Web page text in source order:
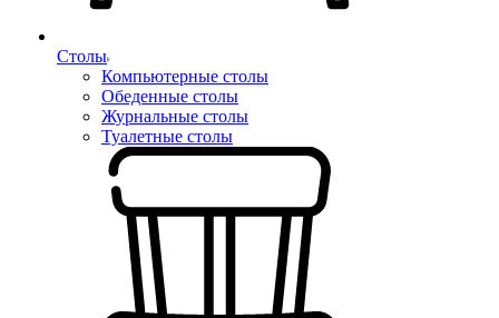
Столы
Компьютерные столы
Обеденные столы
Журнальные столы
Туалетные столы